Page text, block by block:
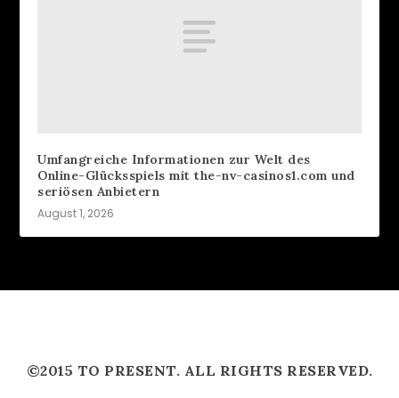
Umfangreiche Informationen zur Welt des
Online-Glücksspiels mit the-nv-casinos1.com und
seriösen Anbietern
August 1, 2026
©2015 TO PRESENT. ALL RIGHTS RESERVED.